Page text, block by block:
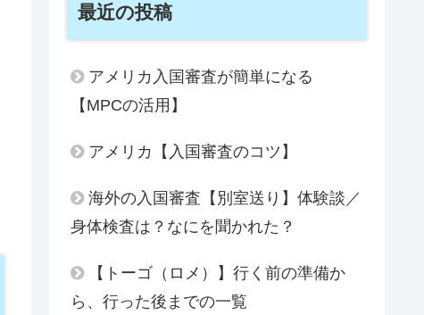
最近の投稿
アメリカ入国審査が簡単になる
【MPCの活用】
アメリカ【入国審査のコツ】
海外の入国審査【別室送り】体験談／
身体検査は？なにを聞かれた？
【トーゴ（ロメ）】行く前の準備か
ら、行った後までの一覧